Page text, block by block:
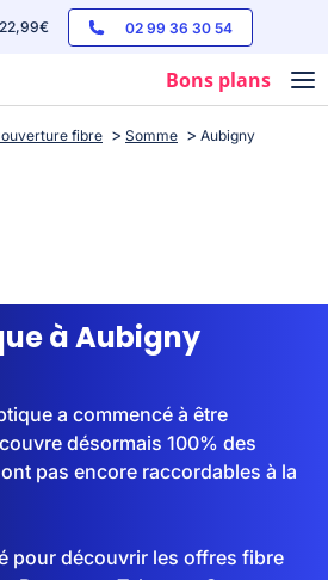
02 99 36 30 54
Bons plans
fibre Somme Aubigny
à Aubigny
a commencé à être
désormais 100% des
pas encore raccordables à la
pour découvrir les offres fibre